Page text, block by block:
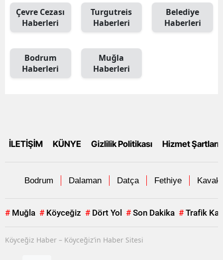
Çevre Cezası
Haberleri
Turgutreis
Haberleri
Belediye
Haberleri
Bodrum
Haberleri
Muğla
Haberleri
İLETİŞİM KÜNYE Gizlilik Politikası Hizmet Şartları
Bodrum Dalaman Datça Fethiye
# Muğla # Köyceğiz # Dört Yol # Son Dakika # Trafik
Köyceğiz Haber – Köyceğiz’in Haber Sitesi